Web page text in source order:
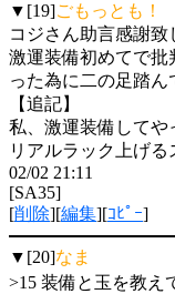
▼[19]ごもっとも！
コジさん助言感謝致
激運装備初めてで批
った為に二の足踏ん
【追記】
私、激運装備してや
リアルラック上げる
02/02 21:11
[SA35]
[削除][編集][ｺﾋﾟｰ]
▼[20]なま
>15 装備と玉を教え